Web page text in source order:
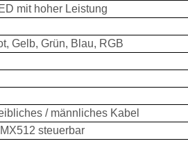
mit hoher Leistung
Gelb, Grün, Blau, RGB
/ männliches Kabel
steuerbar